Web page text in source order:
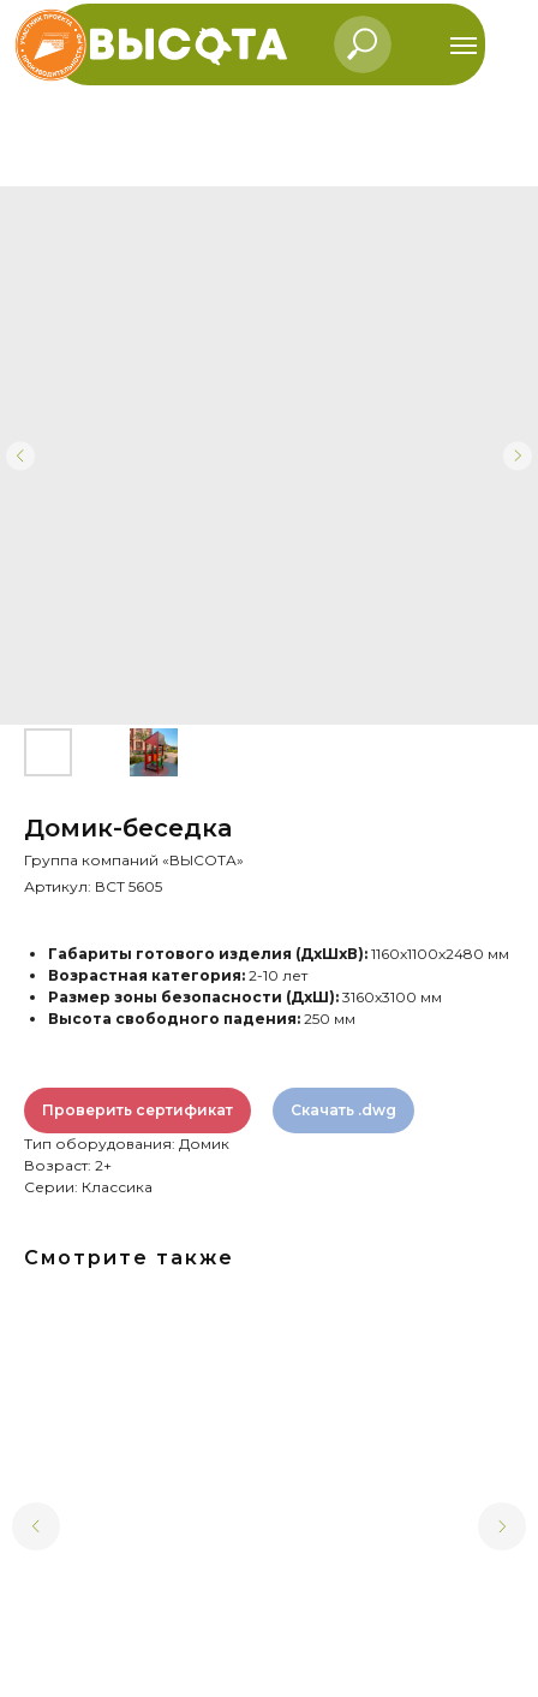
Домик-беседка
Группа компаний «ВЫСОТА»
Артикул: ВСТ 5605
Габариты готового изделия (ДхШхВ): 1160х1100х2480 мм
Возрастная категория: 2-10 лет
Размер зоны безопасности (ДхШ): 3160х3100 мм
Высота свободного падения: 250 мм
Проверить сертификат
Скачать .dwg
Тип оборудования: Домик
Возраст: 2+
Серии: Классика
Смотрите также